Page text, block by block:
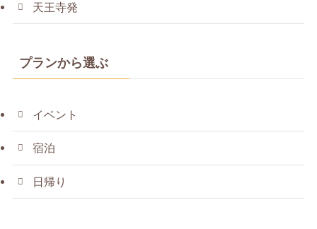
天王寺発
プランから選ぶ
イベント
宿泊
日帰り